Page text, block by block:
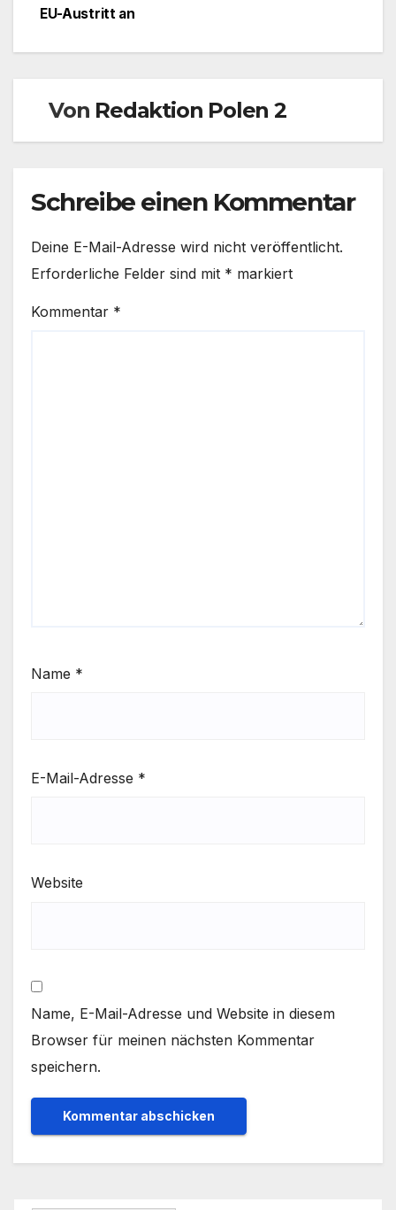
EU-Austritt an
Von Redaktion Polen 2
Schreibe einen Kommentar
Deine E-Mail-Adresse wird nicht veröffentlicht.
Erforderliche Felder sind mit * markiert
Kommentar *
Name *
E-Mail-Adresse *
Website
Name, E-Mail-Adresse und Website in diesem
Browser für meinen nächsten Kommentar
speichern.